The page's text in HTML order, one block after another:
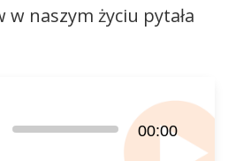
naszym życiu pytała
00:00